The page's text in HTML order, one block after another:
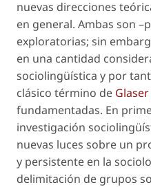
nuevas direcciones
en general. Ambas son
exploratorias; sin
en una cantidad
sociolingüística y por
clásico término de
fundamentadas. En
investigación
nuevas luces sobre un
y persistente en la
delimitación de grupos